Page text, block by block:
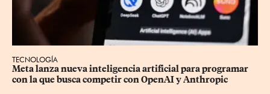
TECNOLOGÍA
Meta lanza nueva inteligencia artificial para programar
con la que busca competir con OpenAI y Anthropic